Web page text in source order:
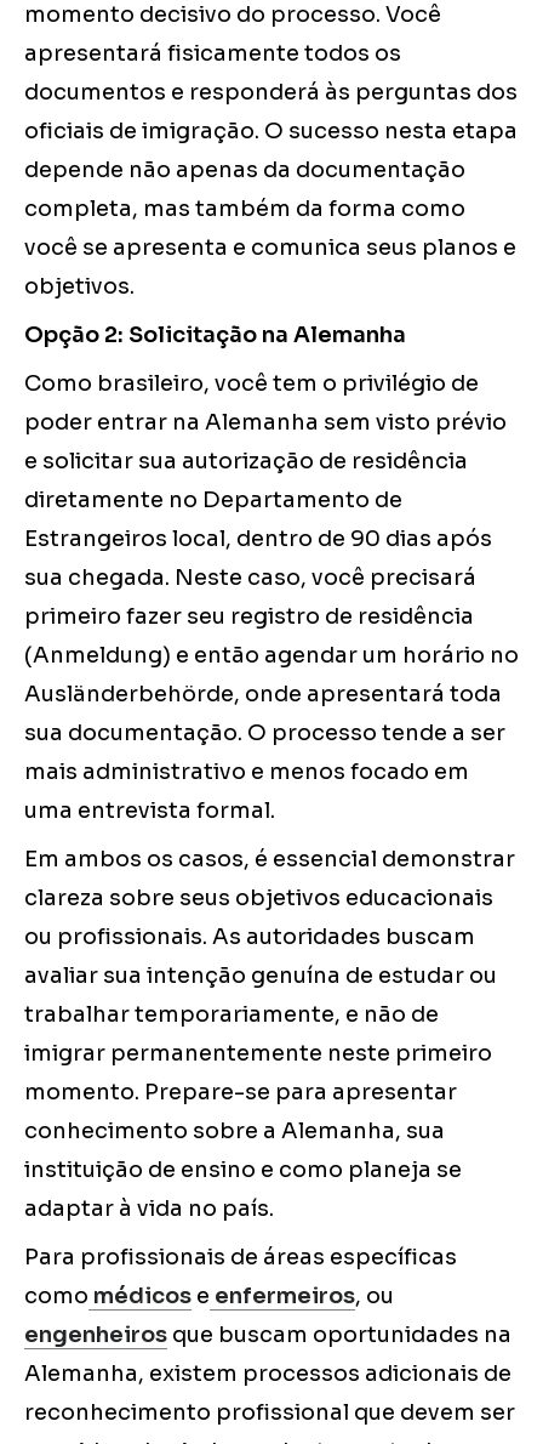
momento decisivo do processo. Você
apresentará fisicamente todos os
documentos e responderá às perguntas dos
oficiais de imigração. O sucesso nesta etapa
depende não apenas da documentação
completa, mas também da forma como
você se apresenta e comunica seus planos e
objetivos.
Opção 2: Solicitação na Alemanha
Como brasileiro, você tem o privilégio de
poder entrar na Alemanha sem visto prévio
e solicitar sua autorização de residência
diretamente no Departamento de
Estrangeiros local, dentro de 90 dias após
sua chegada. Neste caso, você precisará
primeiro fazer seu registro de residência
(Anmeldung) e então agendar um horário no
Ausländerbehörde, onde apresentará toda
sua documentação. O processo tende a ser
mais administrativo e menos focado em
uma entrevista formal.
Em ambos os casos, é essencial demonstrar
clareza sobre seus objetivos educacionais
ou profissionais. As autoridades buscam
avaliar sua intenção genuína de estudar ou
trabalhar temporariamente, e não de
imigrar permanentemente neste primeiro
momento. Prepare-se para apresentar
conhecimento sobre a Alemanha, sua
instituição de ensino e como planeja se
adaptar à vida no país.
Para profissionais de áreas específicas
como médicos e enfermeiros, ou
engenheiros que buscam oportunidades na
Alemanha, existem processos adicionais de
reconhecimento profissional que devem ser